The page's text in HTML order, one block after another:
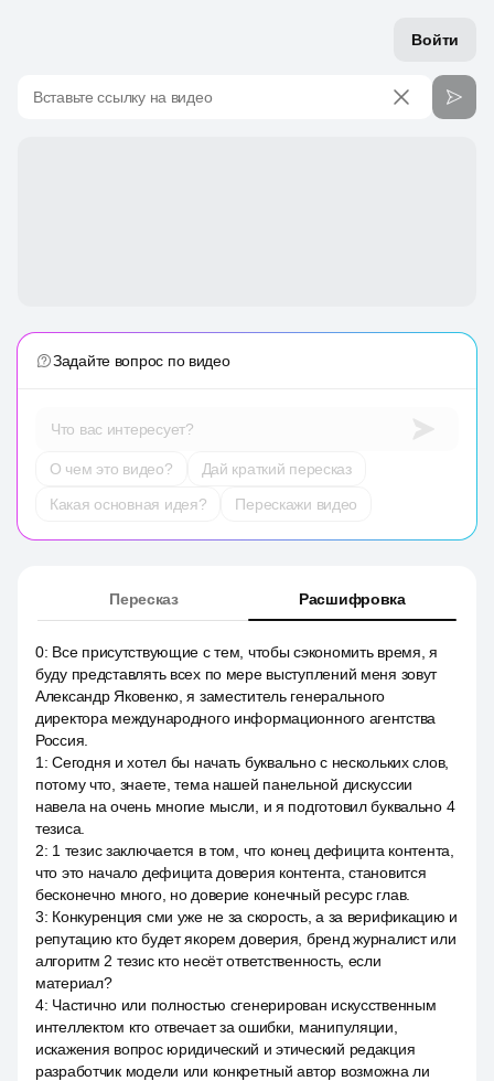
Войти
Вставьте ссылку на видео
Задайте вопрос по видео
Что вас интересует?
О чем это видео?
Дай краткий пересказ
Какая основная идея?
Перескажи видео
Пересказ Расшифровка
0: Все присутствующие с тем, чтобы сэкономить время, я
буду представлять всех по мере выступлений меня зовут
Александр Яковенко, я заместитель генерального
директора международного информационного агентства
Россия.
1 :Сегодня и хотел бы начать буквально с нескольких слов,
потому что, знаете, тема нашей панельной дискуссии
навела на очень многие мысли, и я подготовил буквально 4
тезиса.
2: 1 тезис заключается в том, что конец дефицита контента,
что это начало дефицита доверия контента, становится
бесконечно много, но доверие конечный ресурс глав.
3: Конкуренция сми уже не за скорость, а за верификацию и
репутацию кто будет якорем доверия, бренд журналист или
алгоритм 2 тезис кто несёт ответственность, если
материал?
4: Частично или полностью сгенерирован искусственным
интеллектом кто отвечает за ошибки, манипуляции,
искажения вопрос юридический и этический редакция
разработчик модели или конкретный автор возможна ли